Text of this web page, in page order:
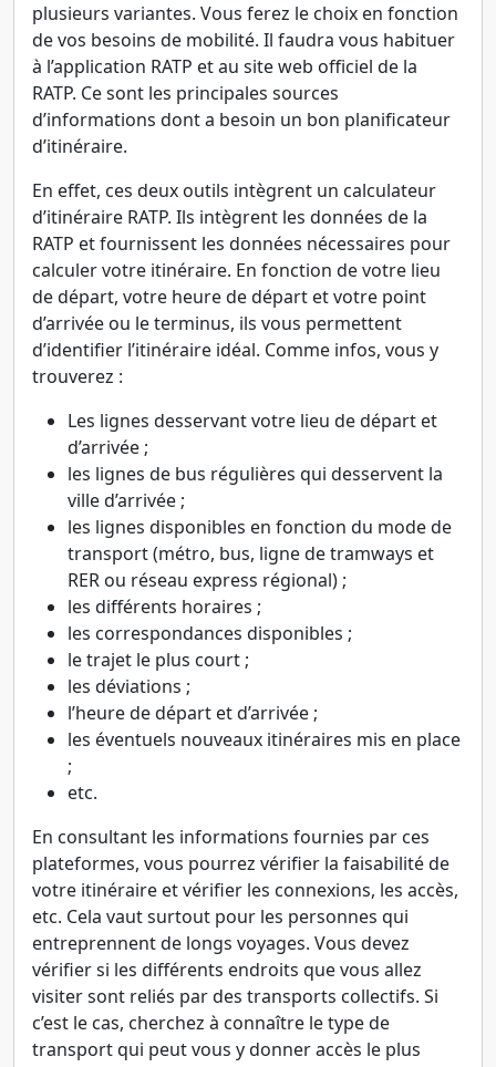
plusieurs variantes. Vous ferez le choix en fonction
de vos besoins de mobilité. Il faudra vous habituer
à l’application RATP et au site web officiel de la
RATP. Ce sont les principales sources
d’informations dont a besoin un bon planificateur
d’itinéraire.
En effet, ces deux outils intègrent un calculateur
d’itinéraire RATP. Ils intègrent les données de la
RATP et fournissent les données nécessaires pour
calculer votre itinéraire. En fonction de votre lieu
de départ, votre heure de départ et votre point
d’arrivée ou le terminus, ils vous permettent
d’identifier l’itinéraire idéal. Comme infos, vous y
trouverez :
Les lignes desservant votre lieu de départ et
d’arrivée ;
les lignes de bus régulières qui desservent la
ville d’arrivée ;
les lignes disponibles en fonction du mode de
transport (métro, bus, ligne de tramways et
RER ou réseau express régional) ;
les différents horaires ;
les correspondances disponibles ;
le trajet le plus court ;
les déviations ;
l’heure de départ et d’arrivée ;
les éventuels nouveaux itinéraires mis en place
;
etc.
En consultant les informations fournies par ces
plateformes, vous pourrez vérifier la faisabilité de
votre itinéraire et vérifier les connexions, les accès,
etc. Cela vaut surtout pour les personnes qui
entreprennent de longs voyages. Vous devez
vérifier si les différents endroits que vous allez
visiter sont reliés par des transports collectifs. Si
c’est le cas, cherchez à connaître le type de
transport qui peut vous y donner accès le plus